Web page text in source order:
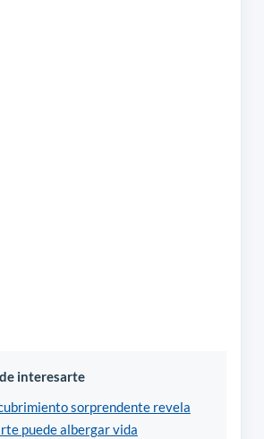
interesarte
sorprendente revela
puede albergar vida